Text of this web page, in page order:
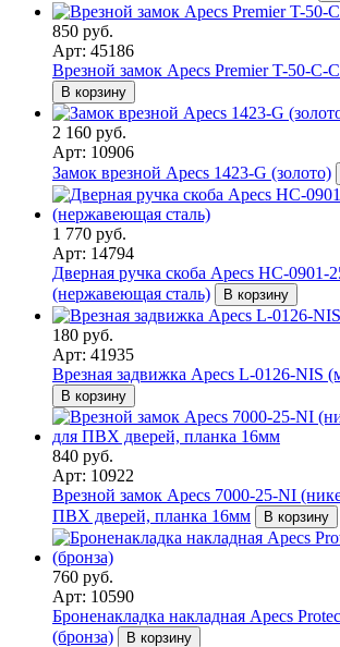
850 руб.
Арт: 45186
Врезной замок Apecs Premier T-50-C-
В корзину
2 160 руб.
Арт: 10906
Замок врезной Apecs 1423-G (золото)
1 770 руб.
Арт: 14794
Дверная ручка скоба Apecs HC-0901-
(нержавеющая сталь)
В корзину
180 руб.
Арт: 41935
Врезная задвижка Apecs L-0126-NIS
В корзину
840 руб.
Арт: 10922
Врезной замок Apecs 7000-25-NI
ПВХ дверей, планка 16мм
В корзину
760 руб.
Арт: 10590
Броненакладка накладная Apecs
(бронза)
В корзину